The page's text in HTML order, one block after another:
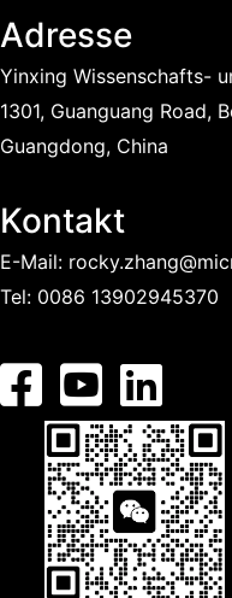
Adresse
Yinxing Wissenschafts-
1301, Guanguang Road,
Guangdong, China
Kontakt
E-Mail:
Tel: 0086 13902945370